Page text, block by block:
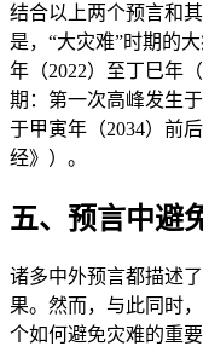
结合以上两个预言和
是，“大灾难”时期的
年（2022）至丁巳年
期：第一次高峰发生
于甲寅年（2034）前
经》）。
五、预言中避
诸多中外预言都描述
果。然而，与此同时
个如何避免灾难的重